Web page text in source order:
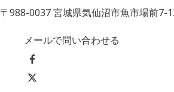
〒988-0037 宮城県気仙沼市魚市場前7-
メールで問い合わせる